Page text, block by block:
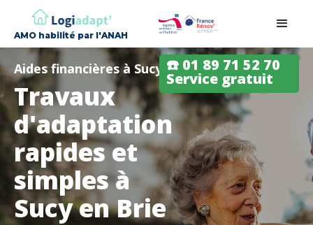
AMO habilité par l'ANAH
☎️ 01 89 71 52 70
Service gratuit
Aides financières à Sucy en Brie
Travaux
d'adaptation
rapides et
simples à
Sucy en Brie